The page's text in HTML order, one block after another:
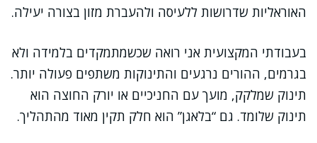
האוראליות שדרושות ללעיסה ולהעברת מזון בצורה יעילה.
בעבודתי המקצועית אני רואה שכשמתמקדים בלמידה ולא
בגרמים, ההורים נרגעים והתינוקות משתפים פעולה יותר.
תינוק שמלקק, מועך עם החניכיים או יורק החוצה הוא
תינוק שלומד. גם “בלאגן” הוא חלק תקין מאוד מהתהליך.